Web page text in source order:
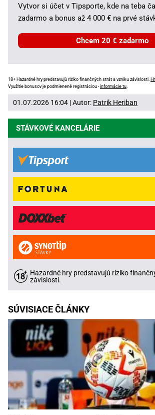
Vytvor si účet v Tipsporte, kde na teba
zadarmo a bonus až 4 000 € na prvé
Chcem 20 € zadarmo
18+ Hazardné hry predstavujú riziko finančných strát a vzniku závislosti.
Využitie bonusov je podmienené registráciou -informácie tu
01.07.2026 16:04 | Autor: Patrik Heriban
STÁVKOVÉ KANCELÁRIE
Hazardné hry predstavujú riziko
závislosti.
SÚVISIACE ČLÁNKY